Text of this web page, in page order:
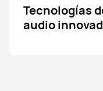
Tecnologías
audio